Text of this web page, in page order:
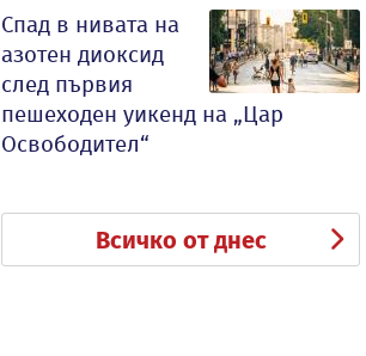
Спад в нивата на
азотен диоксид
след първия
пешеходен уикенд на „Цар
Освободител“
Всичко от днес